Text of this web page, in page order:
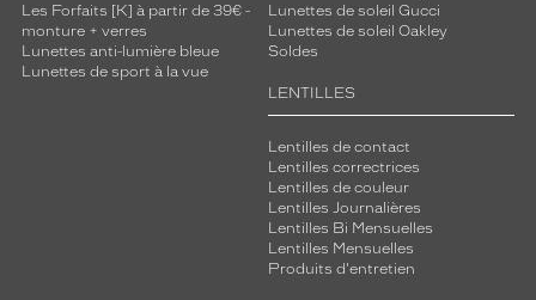
Les Forfaits [K] à partir de 39€ -
monture + verres
Lunettes anti-lumière bleue
Lunettes de sport à la vue
Lunettes de soleil Gucci
Lunettes de soleil Oakley
Soldes
LENTILLES
Lentilles de contact
Lentilles correctrices
Lentilles de couleur
Lentilles Journalières
Lentilles Bi Mensuelles
Lentilles Mensuelles
Produits d'entretien